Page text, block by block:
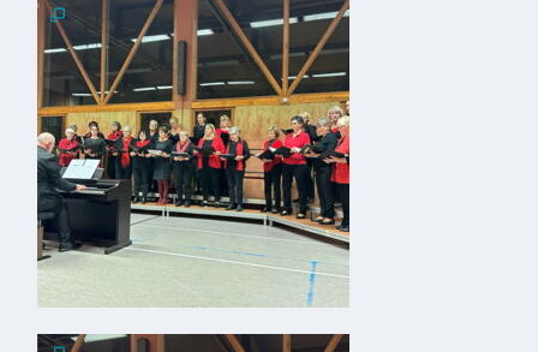
Wein &
Genuss
Fest um
den
Wein
Weinprinzessin
Wein- &
Destillerien